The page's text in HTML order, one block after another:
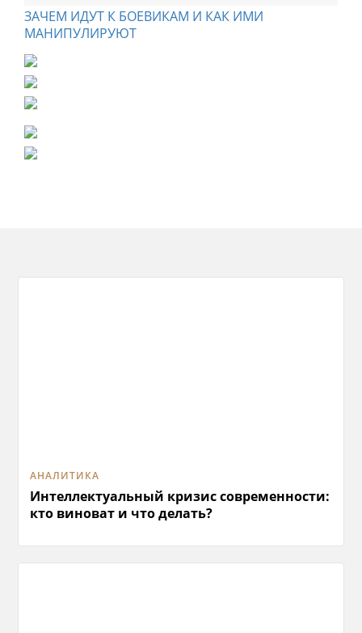
ЗАЧЕМ ИДУТ К БОЕВИКАМ И КАК ИМИ
МАНИПУЛИРУЮТ
АНАЛИТИКА
Интеллектуальный кризис современности:
кто виноват и что делать?